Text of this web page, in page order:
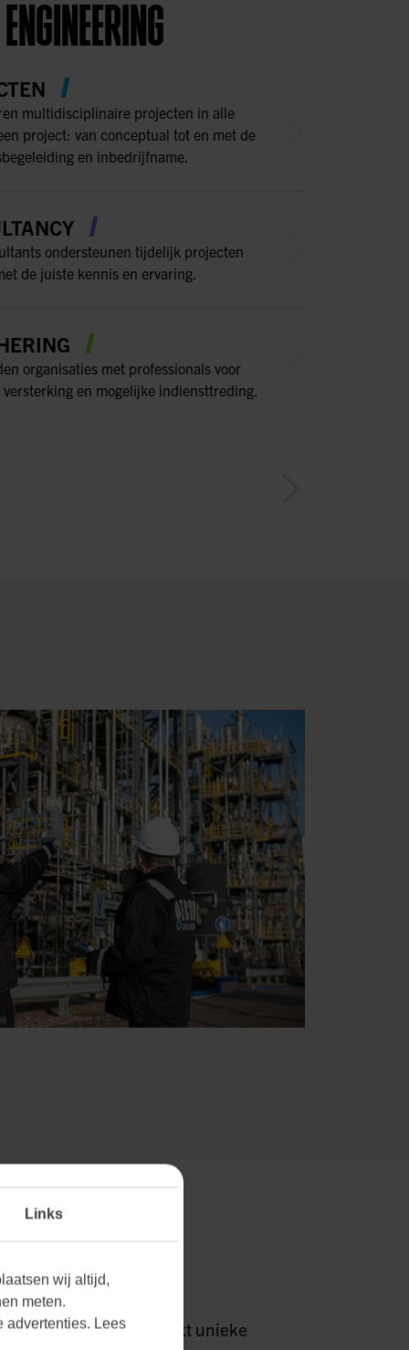
multidisciplinaire projecten in alle
project: van conceptual tot en met de
en inbedrijfname.
ondersteunen tijdelijk projecten
de juiste kennis en ervaring.
organisaties met professionals voor
en mogelijke indiensttreding.
THUIS.
we dat elke markt unieke
Links
wij altijd,
meten.
advertenties. Lees